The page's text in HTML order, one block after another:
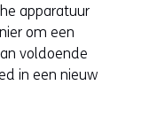
e
u
w
e
i
apparatuur
om een
voldoende
in een nieuw